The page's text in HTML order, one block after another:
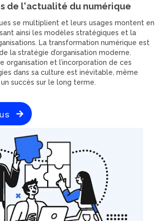
de l'actualité du numérique
se multiplient et leurs usages montent en
ainsi les modèles stratégiques et la
La transformation numérique est
la stratégie d’organisation moderne.
organisation et l’incorporation de ces
dans sa culture est inévitable, même
un succès sur le long terme.